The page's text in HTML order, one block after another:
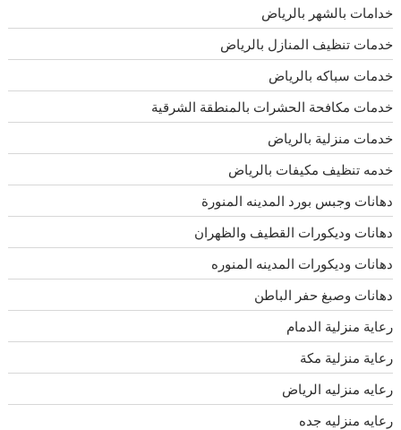
خدامات بالشهر بالرياض
خدمات تنظيف المنازل بالرياض
خدمات سباكه بالرياض
خدمات مكافحة الحشرات بالمنطقة الشرقية
خدمات منزلية بالرياض
خدمه تنظيف مكيفات بالرياض
دهانات وجبس بورد المدينه المنورة
دهانات وديكورات القطيف والظهران
دهانات وديكورات المدينه المنوره
دهانات وصبغ حفر الباطن
رعاية منزلية الدمام
رعاية منزلية مكة
رعايه منزليه الرياض
رعايه منزليه جده